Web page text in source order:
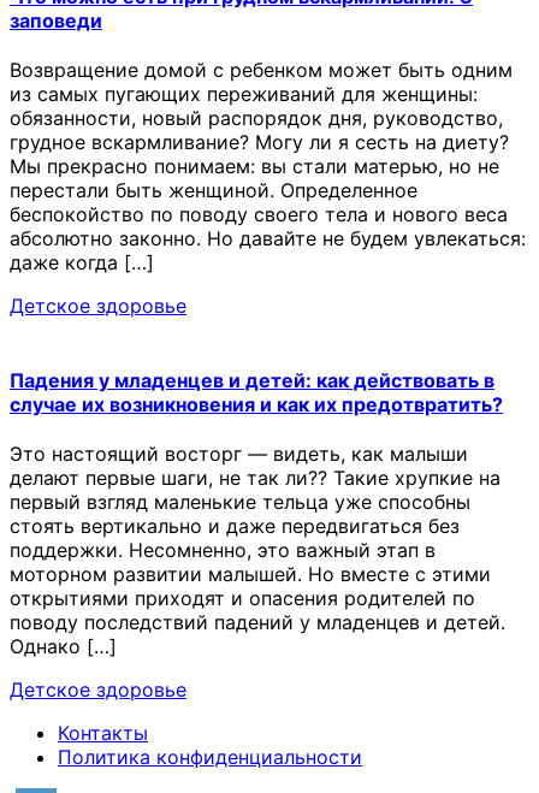
заповеди
Возвращение домой с ребенком может быть одним
из самых пугающих переживаний для женщины:
обязанности, новый распорядок дня, руководство,
грудное вскармливание? Могу ли я сесть на диету?
Мы прекрасно понимаем: вы стали матерью, но не
перестали быть женщиной. Определенное
беспокойство по поводу своего тела и нового веса
абсолютно законно. Но давайте не будем увлекаться:
даже когда […]
Детское здоровье
Падения у младенцев и детей: как действовать в
случае их возникновения и как их предотвратить?
Это настоящий восторг — видеть, как малыши
делают первые шаги, не так ли?? Такие хрупкие на
первый взгляд маленькие тельца уже способны
стоять вертикально и даже передвигаться без
поддержки. Несомненно, это важный этап в
моторном развитии малышей. Но вместе с этими
открытиями приходят и опасения родителей по
поводу последствий падений у младенцев и детей.
Однако […]
Детское здоровье
Контакты
Политика конфиденциальности